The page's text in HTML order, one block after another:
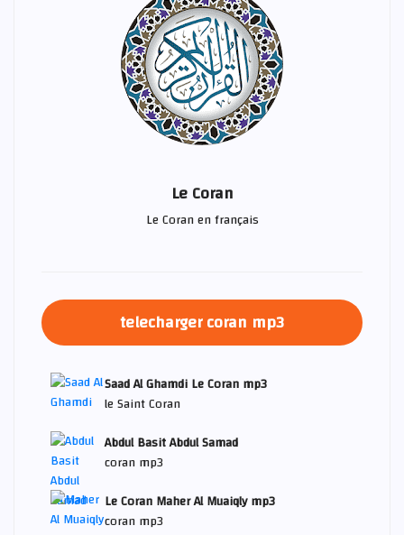
Le Coran
Le Coran en français
telecharger coran mp3
Saad Al Ghamdi Le Coran mp3
le Saint Coran
Abdul Basit Abdul Samad
coran mp3
Le Coran Maher Al Muaiqly mp3
coran mp3